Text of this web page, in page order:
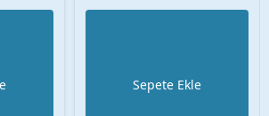
Sepete Ekle